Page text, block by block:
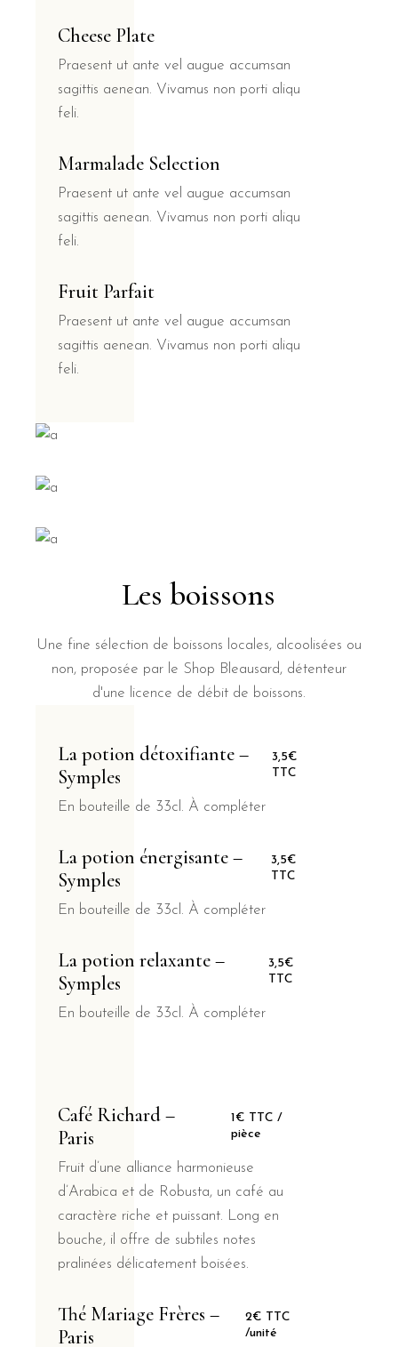
Cheese Plate
Praesent ut ante vel augue accumsan
sagittis aenean. Vivamus non porti aliqu
feli.
Marmalade Selection
Praesent ut ante vel augue accumsan
sagittis aenean. Vivamus non porti aliqu
feli.
Fruit Parfait
Praesent ut ante vel augue accumsan
sagittis aenean. Vivamus non porti aliqu
feli.
Les boissons
Une fine sélection de boissons locales, alcoolisées ou
non, proposée par le Shop Bleausard, détenteur
d'une licence de débit de boissons.
La potion détoxifiante –
Symples
3,5€
TTC
En bouteille de 33cl. À compléter
La potion énergisante –
Symples
3,5€
TTC
En bouteille de 33cl. À compléter
La potion relaxante –
Symples
3,5€
TTC
En bouteille de 33cl. À compléter
Café Richard –
Paris
1€ TTC /
pièce
Fruit d’une alliance harmonieuse
d’Arabica et de Robusta, un café au
caractère riche et puissant. Long en
bouche, il offre de subtiles notes
pralinées délicatement boisées.
Thé Mariage Frères –
Paris
2€ TTC
/unité